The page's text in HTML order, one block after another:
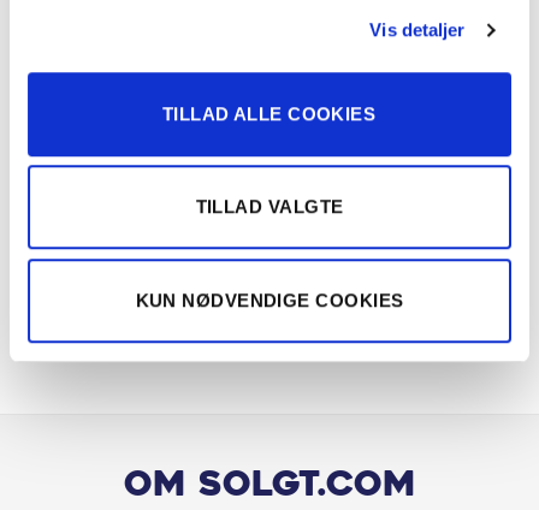
Vis detaljer
TILLAD ALLE COOKIES
TILLAD VALGTE
KUN NØDVENDIGE COOKIES
Om Solgt.com